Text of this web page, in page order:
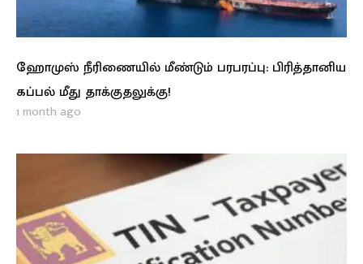
ஹோமுஸ் நீரிணையில் மீண்டும் பரபரப்பு: பிரித்தானிய
கப்பல் மீது தாக்குதலுக்கு!
1 month ago